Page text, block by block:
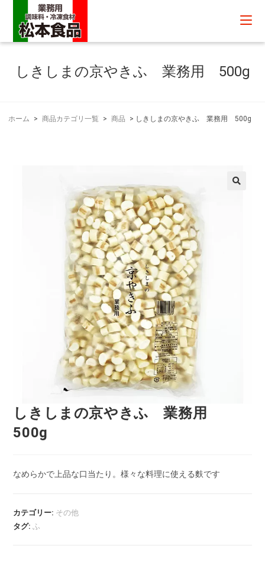
しきしまの京やきふ 業務用 500g
ホーム > 商品カテゴリ一覧 > 商品 > しきしまの京やきふ 業務用 500g
しきしまの京やきふ 業務用
500g
なめらかで上品な口当たり。様々な料理に使える麩です
カテゴリー: その他
タグ:ふ